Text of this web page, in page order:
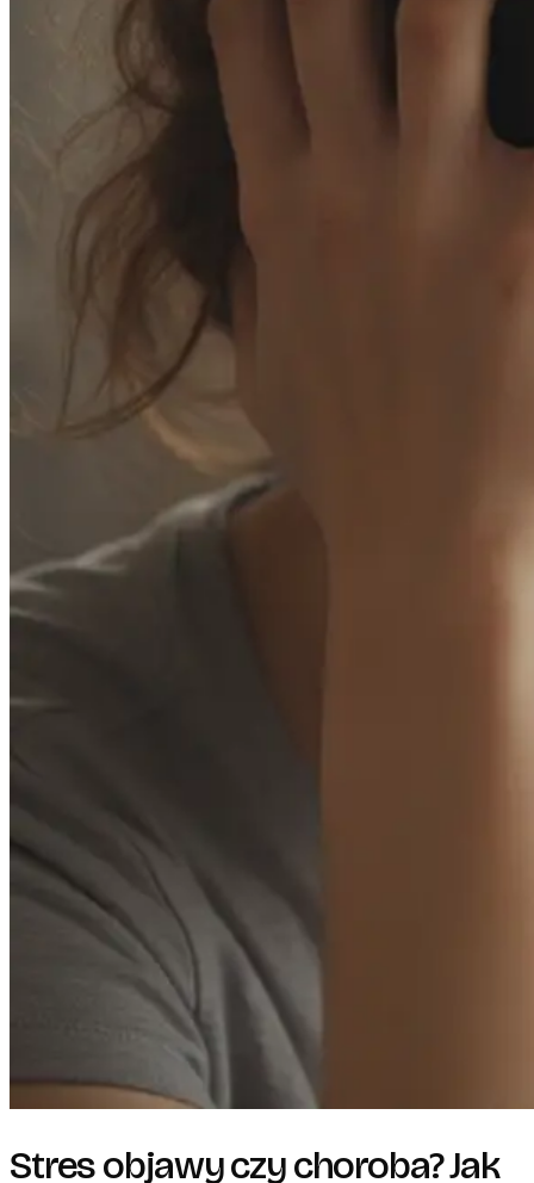
Stres objawy czy choroba? Jak